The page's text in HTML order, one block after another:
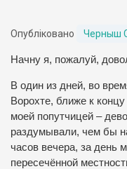
Опубліковано Черныш
Начну я, пожалуй,
В один из дней, во
Ворохте, ближе к
моей попутчицей –
раздумывали, чем бы
часов вечера, за день
пересечённой